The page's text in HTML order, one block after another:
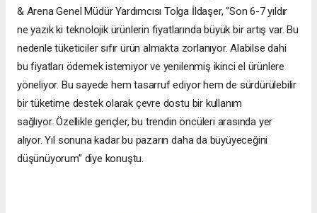
& Arena Genel Müdür Yardımcısı Tolga İldaşer, “Son 6-7 yıldır
ne yazık ki teknolojik ürünlerin fiyatlarında büyük bir artış var. Bu
nedenle tüketiciler sıfır ürün almakta zorlanıyor. Alabilse dahi
bu fiyatları ödemek istemiyor ve yenilenmiş ikinci el ürünlere
yöneliyor. Bu sayede hem tasarruf ediyor hem de sürdürülebilir
bir tüketime destek olarak çevre dostu bir kullanım
sağlıyor. Özellikle gençler, bu trendin öncüleri arasında yer
alıyor. Yıl sonuna kadar bu pazarın daha da büyüyeceğini
düşünüyorum” diye konuştu.